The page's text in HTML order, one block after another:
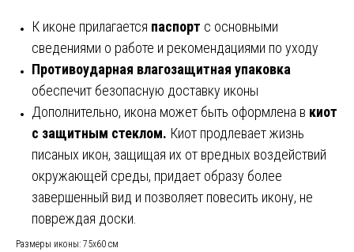
К иконе прилагается паспорт с основными
сведениями о работе и рекомендациями по уходу
Противоударная влагозащитная упаковка
обеспечит безопасную доставку иконы
Дополнительно, икона может быть оформлена в киот
с защитным стеклом. Киот продлевает жизнь
писаных икон, защищая их от вредных воздействий
окружающей среды, придает образу более
завершенный вид и позволяет повесить икону, не
повреждая доски.
Размеры иконы: 75х60 см